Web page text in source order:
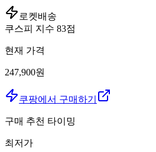
로켓배송
쿠스피 지수 83점
현재 가격
247,900원
쿠팡에서 구매하기
구매 추천 타이밍
최저가